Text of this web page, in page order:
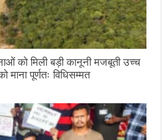
को मिली बड़ी कानूनी मजबूती उच्च
माना पूर्णतः विधिसम्मत